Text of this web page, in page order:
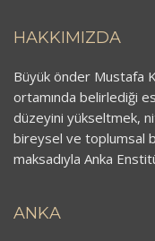
HAKKIMIZDA
Büyük önder Mustafa
ortamında belirlediği
düzeyini yükseltmek,
bireysel ve toplumsal
maksadıyla Anka
ANKA